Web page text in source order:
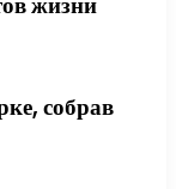
собрав